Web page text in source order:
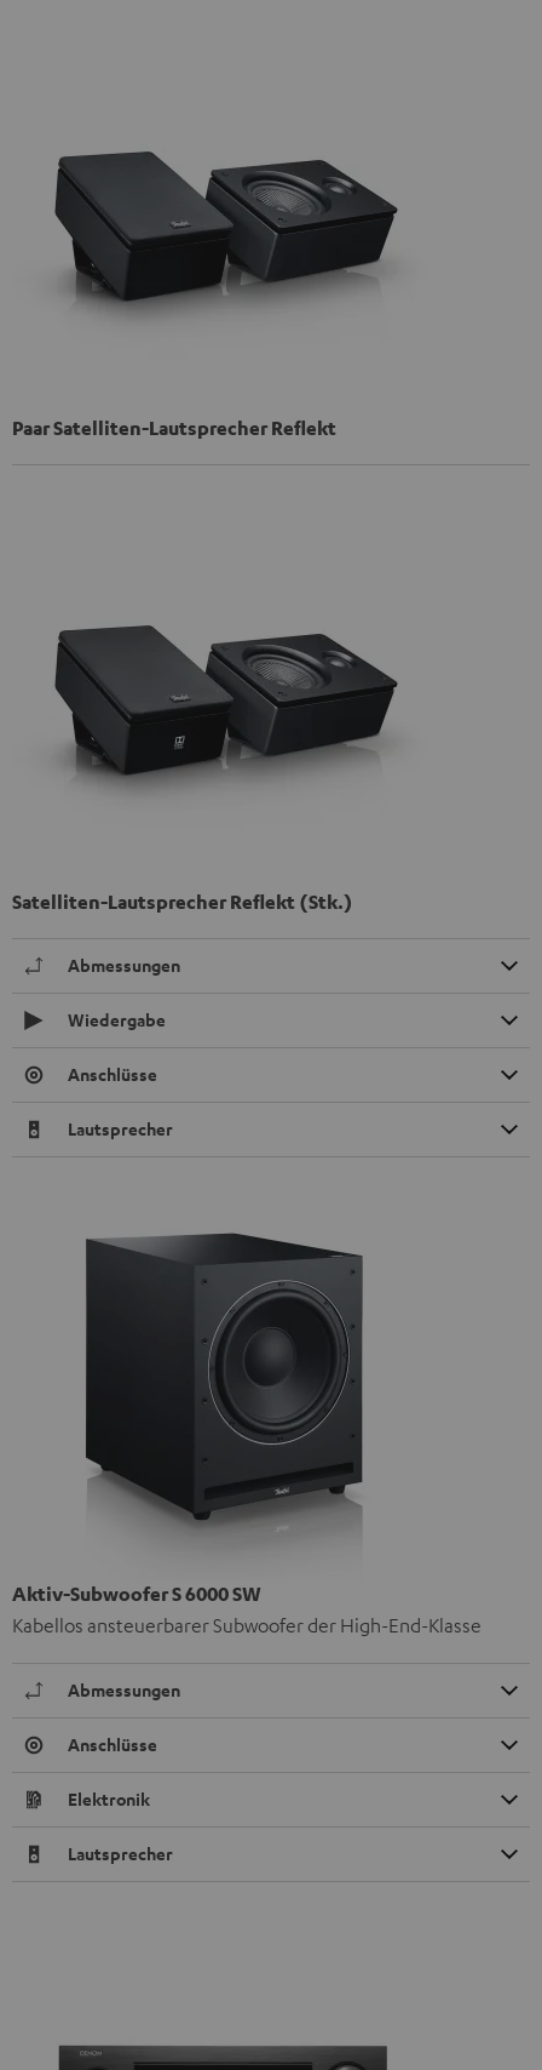
Paar Satelliten-Lautsprecher Reflekt
Satelliten-Lautsprecher Reflekt (Stk.)
Abmessungen
Wiedergabe
Anschlüsse
Lautsprecher
Aktiv-Subwoofer S 6000 SW
Kabellos ansteuerbarer Subwoofer der High-End-Klasse
Abmessungen
Anschlüsse
Elektronik
Lautsprecher